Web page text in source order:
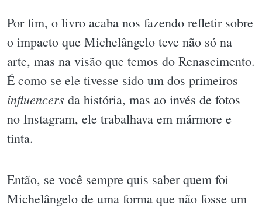
Por fim, o livro acaba nos fazendo refletir sobre
o impacto que Michelângelo teve não só na
arte, mas na visão que temos do Renascimento.
É como se ele tivesse sido um dos primeiros
influencers da história, mas ao invés de fotos
no Instagram, ele trabalhava em mármore e
tinta.
Então, se você sempre quis saber quem foi
Michelângelo de uma forma que não fosse um